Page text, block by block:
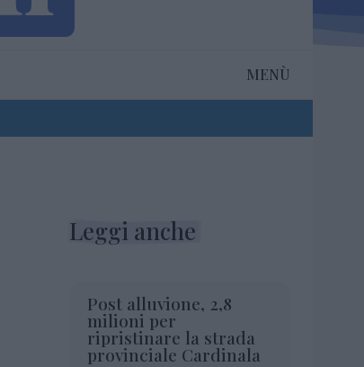
MENÙ
Leggi anche
Post alluvione, 2,8
milioni per
ripristinare la strada
provinciale Cardinala